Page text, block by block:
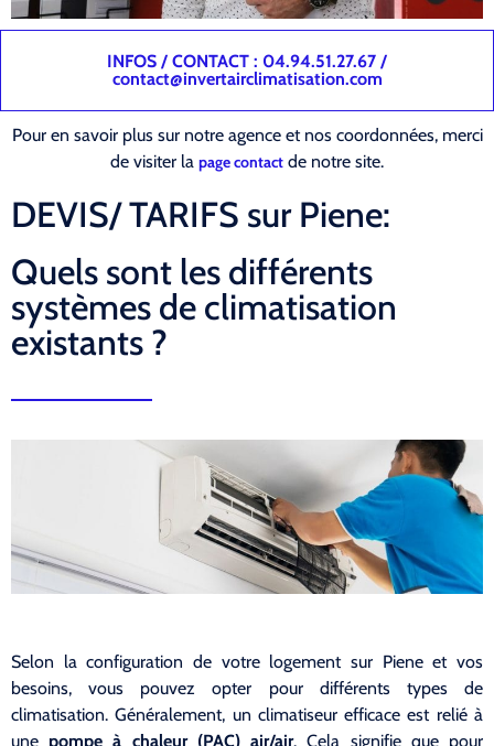
INFOS / CONTACT : 04.94.51.27.67 /
contact@invertairclimatisation.com
Pour en savoir plus sur notre agence et nos coordonnées, merci
de visiter la page contact de notre site.
DEVIS/ TARIFS sur Piene:
Quels sont les différents
systèmes de climatisation
existants ?
Selon la configuration de votre logement sur Piene et vos
besoins, vous pouvez opter pour différents types de
climatisation. Généralement, un climatiseur efficace est relié à
une pompe à chaleur (PAC) air/air. Cela signifie que pour